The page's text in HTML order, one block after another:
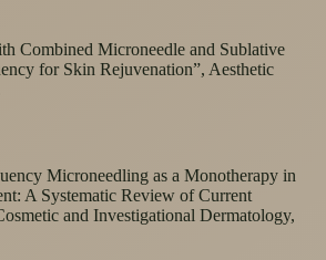
Combined Microneedle and Sublative
for Skin Rejuvenation”, Aesthetic
Microneedling as a Monotherapy in
A Systematic Review of Current
and Investigational Dermatology,